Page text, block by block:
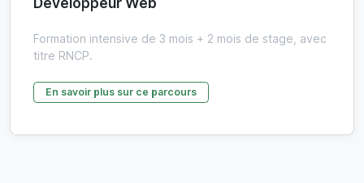
Formation intensive de 3 mois + 2 mois de stage, avec
titre RNCP.
En savoir plus sur ce parcours